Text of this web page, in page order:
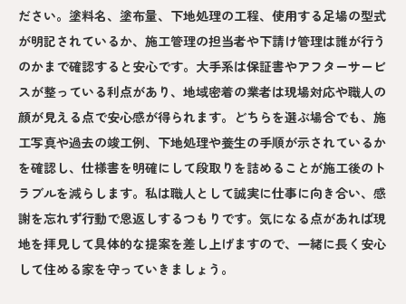
ださい。塗料名、塗布量、下地処理の工程、使用する足場の型式
が明記されているか、施工管理の担当者や下請け管理は誰が行う
のかまで確認すると安心です。大手系は保証書やアフターサービ
スが整っている利点があり、地域密着の業者は現場対応や職人の
顔が見える点で安心感が得られます。どちらを選ぶ場合でも、施
工写真や過去の竣工例、下地処理や養生の手順が示されているか
を確認し、仕様書を明確にして段取りを詰めることが施工後のト
ラブルを減らします。私は職人として誠実に仕事に向き合い、感
謝を忘れず行動で恩返しするつもりです。気になる点があれば現
地を拝見して具体的な提案を差し上げますので、一緒に長く安心
して住める家を守っていきましょう。